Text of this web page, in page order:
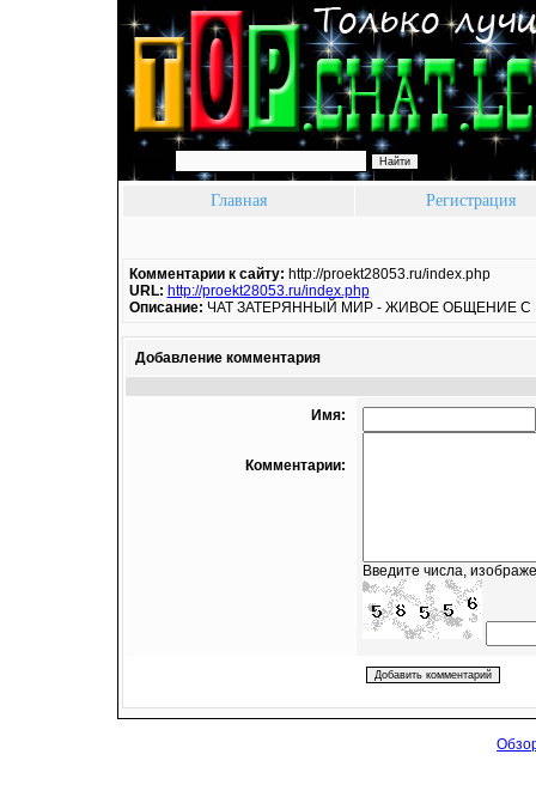
Главная Регистрация
Комментарии к сайту: http://proekt28053.ru/index.php
URL: http://proekt28053.ru/index.php
Описание: ЧАТ ЗАТЕРЯННЫЙ МИР - ЖИВОЕ ОБЩЕНИЕ
Добавление комментария
Имя:
Комментарии:
Введите числа,